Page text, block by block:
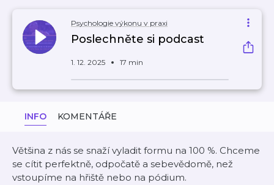
Psychologie výkonu v praxi
Poslechněte si podcast
1. 12. 2025 17 min
INFO KOMENTÁŘE
Většina z nás se snaží vyladit formu na 100 %. Chceme
se cítit perfektně, odpočatě a sebevědomě, než
vstoupíme na hřiště nebo na pódium.